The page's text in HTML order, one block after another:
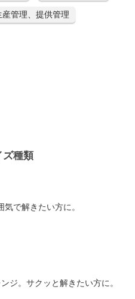
管理、提供管理
ズ種類
で解きたい方に。
ジ。サクッと解きたい方に。